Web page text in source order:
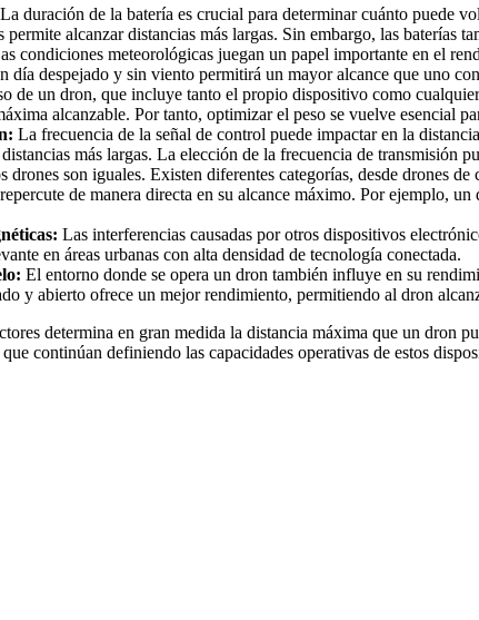
La duración de la batería es crucial para determinar cuánto puede
permite alcanzar distancias más largas. Sin embargo, las baterías
condiciones meteorológicas juegan un papel importante en el
día despejado y sin viento permitirá un mayor alcance que uno
de un dron, que incluye tanto el propio dispositivo como
alcanzable. Por tanto, optimizar el peso se vuelve esencial
La frecuencia de la señal de control puede impactar en la
más largas. La elección de la frecuencia de transmisión
drones son iguales. Existen diferentes categorías, desde drones
de manera directa en su alcance máximo. Por ejemplo,
Las interferencias causadas por otros dispositivos
en áreas urbanas con alta densidad de tecnología conectada.
El entorno donde se opera un dron también influye en su
y abierto ofrece un mejor rendimiento, permitiendo al dron
determina en gran medida la distancia máxima que un dron
continúan definiendo las capacidades operativas de estos